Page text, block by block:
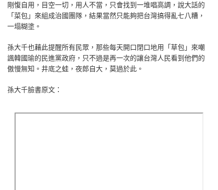
剛愎自用，目空一切，用人不當，只會找到一堆唱高調，說大話的
「菜包」來組成治國團隊，結果當然只能夠把台灣搞得亂七八糟，
一塌糊塗。
孫大千也藉此提醒所有民眾，那些每天開口閉口地用「草包」來嘲
諷韓國瑜的民進黨政府，只不過是再一次的讓台灣人民看到他們的
傲慢無知。井底之蛙，夜郎自大，莫過於此。
孫大千臉書原文：